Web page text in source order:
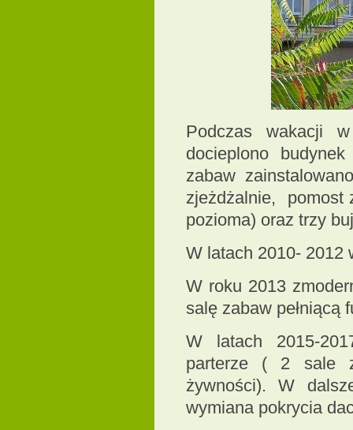
Podczas wakacji
docieplono
zabaw
zjeżdżalnie, pomost
pozioma) oraz trzy
W latach 2010- 2012
W roku 2013
salę zabaw pełniącą
W latach 2015-
parterze ( 2 sale
żywności). W
wymiana pokrycia